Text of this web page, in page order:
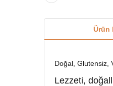
Ürün
Doğal, Glutensiz,
Lezzeti,